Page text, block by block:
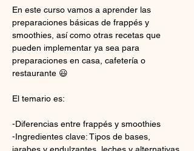
En este curso vamos a aprender las
preparaciones básicas de frappés y
smoothies, así como otras recetas que
pueden implementar ya sea para
preparaciones en casa, cafetería o
restaurante 😃
El temario es:
-Diferencias entre frappés y smoothies
-Ingredientes clave: Tipos de bases,